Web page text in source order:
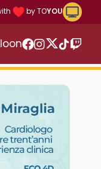
by TOYOU
Twitter